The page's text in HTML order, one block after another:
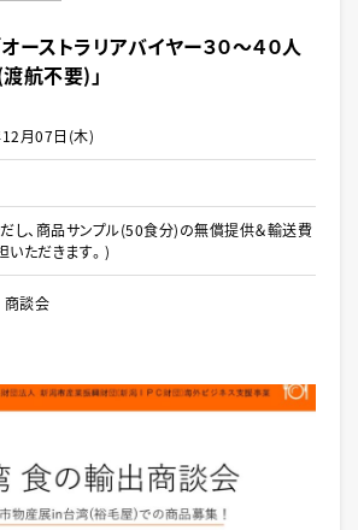
ーストラリアバイヤー３０～４０人
航不要)」
月07日(木)
し、商品サンプル(50食分)の無償提供＆輸送費
いただきます。)
商談会